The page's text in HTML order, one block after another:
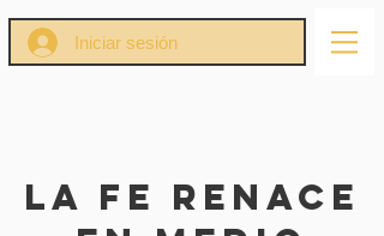
Iniciar sesión
La Fe Renace